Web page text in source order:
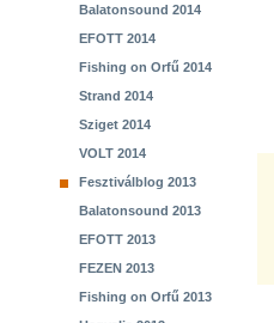
Balatonsound 2014
EFOTT 2014
Fishing on Orfű 2014
Strand 2014
Sziget 2014
VOLT 2014
Fesztiválblog 2013
Balatonsound 2013
EFOTT 2013
FEZEN 2013
Fishing on Orfű 2013